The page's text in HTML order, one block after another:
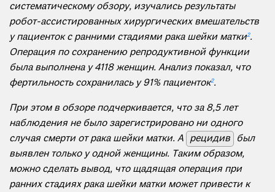
систематическому обзору, изучались результаты
робот-ассистированных хирургических вмешательств
у пациенток с ранними стадиями рака шейки матки2.
Операция по сохранению репродуктивной функции
была выполнена у 4118 женщин. Анализ показал, что
фертильность сохранилась у 91% пациенток2.
При этом в обзоре подчеркивается, что за 8,5 лет
наблюдения не было зарегистрировано ни одного
случая смерти от рака шейки матки. А рецидив был
выявлен только у одной женщины. Таким образом,
можно сделать вывод, что щадящая операция при
ранних стадиях рака шейки матки может привести к